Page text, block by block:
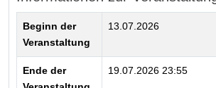
Beginn der
Veranstaltung
13.07.2026
Ende der
19.07.2026 23:55